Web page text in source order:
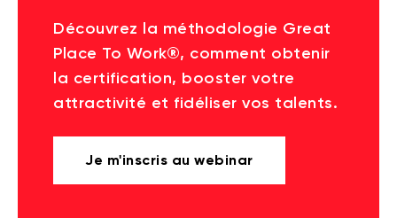
Découvrez la méthodologie Great
Place To Work®, comment obtenir
la certification, booster votre
attractivité et fidéliser vos talents.
Je m'inscris au webinar